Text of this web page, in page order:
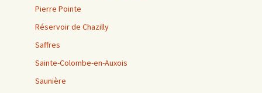
Pierre Pointe
Réservoir de Chazilly
Saffres
Sainte-Colombe-en-Auxois
Saunière